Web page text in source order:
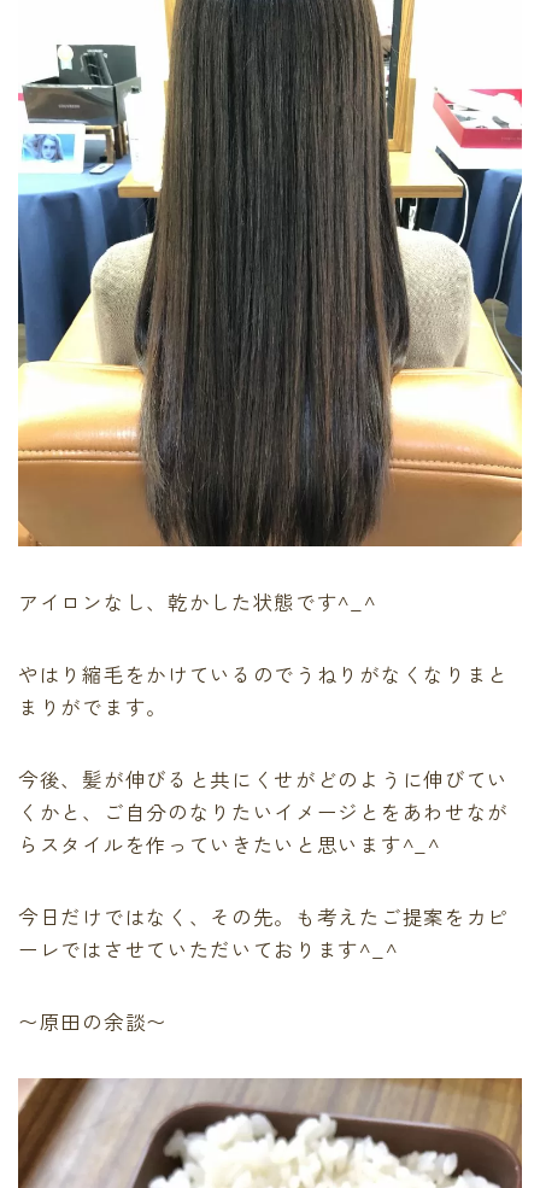
アイロンなし、乾かした状態です^_^
やはり縮毛をかけているのでうねりがなくなりまと
まりがでます。
今後、髪が伸びると共にくせがどのように伸びてい
くかと、ご自分のなりたいイメージとをあわせなが
らスタイルを作っていきたいと思います^_^
今日だけではなく、その先。も考えたご提案をカピ
ーレではさせていただいております^_^
〜原田の余談〜